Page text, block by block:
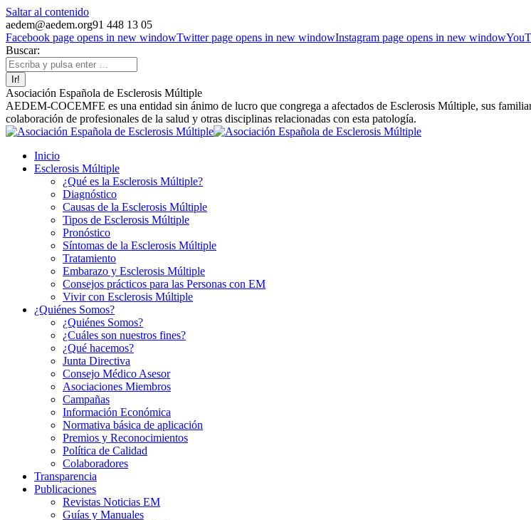
Saltar al contenido
aedem@aedem.org91 448 13 05
Facebook page opens in new windowTwitter page opens in new windowInstagram page opens in new window
Buscar:
Asociación Española de Esclerosis Múltiple
AEDEM-COCEMFE es una entidad sin ánimo de lucro que congrega a afectados de Esclerosis Múltiple, sus
colaboración de profesionales de la salud y otras disciplinas relacionadas con esta patología.
Inicio
Esclerosis Múltiple
¿Qué es la Esclerosis Múltiple?
Diagnóstico
Causas de la Esclerosis Múltiple
Tipos de Esclerosis Múltiple
Pronóstico
Síntomas de la Esclerosis Múltiple
Tratamiento
Embarazo y Esclerosis Múltiple
Consejos prácticos para las Personas con EM
Vivir con Esclerosis Múltiple
¿Quiénes Somos?
¿Quiénes Somos?
¿Cuáles son nuestros fines?
¿Qué hacemos?
Junta Directiva
Consejo Médico Asesor
Asociaciones Miembros
Campañas
Información Económica
Normativa básica de aplicación
Premios y Reconocimientos
Política de Calidad
Colaboradores
Transparencia
Publicaciones
Revistas Noticias EM
Guías y Manuales